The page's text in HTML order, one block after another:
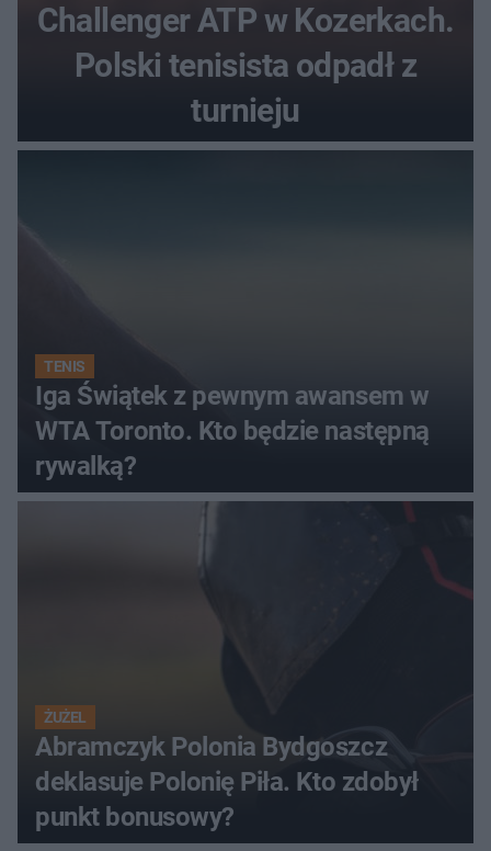
Challenger ATP w Kozerkach.
Polski tenisista odpadł z
turnieju
TENIS
Iga Świątek z pewnym awansem w
WTA Toronto. Kto będzie następną
rywalką?
ŻUŻEL
Abramczyk Polonia Bydgoszcz
deklasuje Polonię Piła. Kto zdobył
punkt bonusowy?